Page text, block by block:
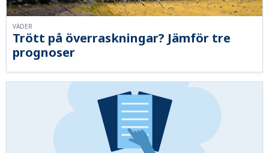
Trött på överraskningar? Jämför tre
prognoser
VÄDER